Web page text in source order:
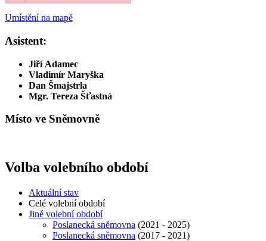
Umístění na mapě
Asistent:
Jiří Adamec
Vladimír Maryška
Dan Šmajstrla
Mgr. Tereza Šťastná
Místo ve Sněmovně
Volba volebního období
Aktuální stav
Celé volební období
Jiné volební období
Poslanecká sněmovna (2021 - 2025)
Poslanecká sněmovna (2017 - 2021)